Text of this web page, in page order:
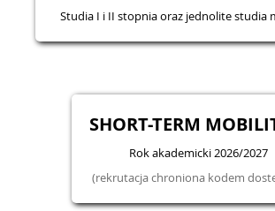
Studia I i II stopnia oraz jednolite studia
SHORT-TERM
Rok akademicki 2026/2027
(rekrutacja chroniona kodem